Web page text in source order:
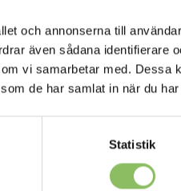
och annonserna till
även sådana identifierare
vi samarbetar med. Dessa
de har samlat in när du
Statistik